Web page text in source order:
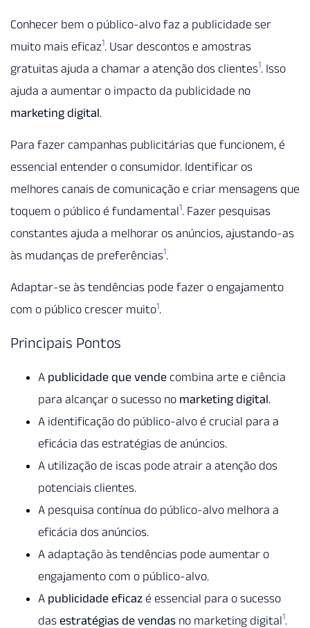
Conhecer bem o público-alvo faz a publicidade ser
muito mais eficaz1. Usar descontos e amostras
gratuitas ajuda a chamar a atenção dos clientes1. Isso
ajuda a aumentar o impacto da publicidade no
marketing digital.
Para fazer campanhas publicitárias que funcionem, é
essencial entender o consumidor. Identificar os
melhores canais de comunicação e criar mensagens que
toquem o público é fundamental1. Fazer pesquisas
constantes ajuda a melhorar os anúncios, ajustando-as
às mudanças de preferências1.
Adaptar-se às tendências pode fazer o engajamento
com o público crescer muito1.
Principais Pontos
A publicidade que vende combina arte e ciência
para alcançar o sucesso no marketing digital.
A identificação do público-alvo é crucial para a
eficácia das estratégias de anúncios.
A utilização de iscas pode atrair a atenção dos
potenciais clientes.
A pesquisa contínua do público-alvo melhora a
eficácia dos anúncios.
A adaptação às tendências pode aumentar o
engajamento com o público-alvo.
A publicidade eficaz é essencial para o sucesso
das estratégias de vendas no marketing digital1.